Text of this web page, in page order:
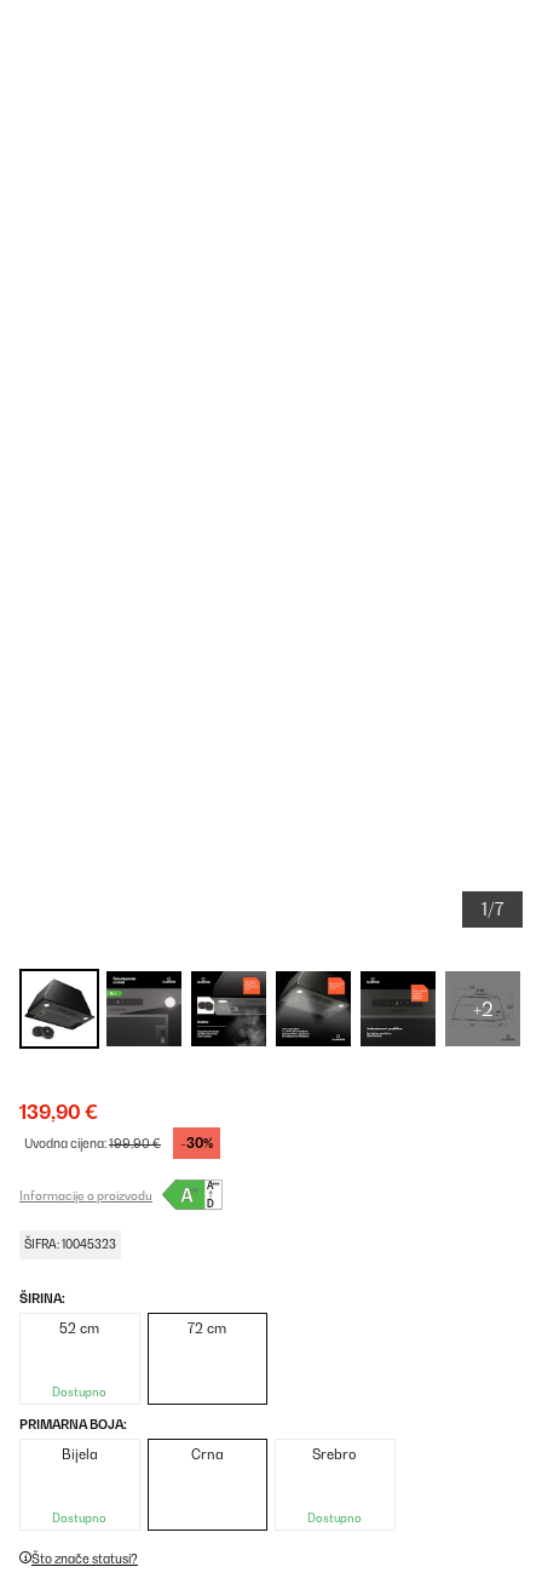
1/7
+2
139,90 €
Uvodna cijena:199,90 € -30%
Informacije o proizvodu
ŠIFRA: 10045323
ŠIRINA:
52 cm
Dostupno
72 cm
PRIMARNA BOJA:
Bijela
Dostupno
Crna Srebro
Dostupno
Što znače statusi?